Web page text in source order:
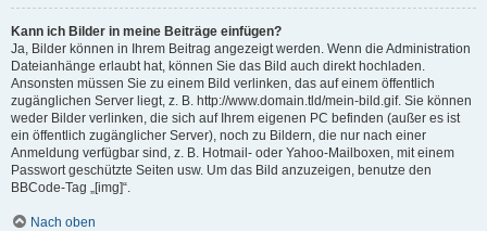
Kann ich Bilder in meine Beiträge einfügen?
Ja, Bilder können in Ihrem Beitrag angezeigt werden. Wenn die Administration
Dateianhänge erlaubt hat, können Sie das Bild auch direkt hochladen.
Ansonsten müssen Sie zu einem Bild verlinken, das auf einem öffentlich
zugänglichen Server liegt, z. B. http://www.domain.tld/mein-bild.gif. Sie können
weder Bilder verlinken, die sich auf Ihrem eigenen PC befinden (außer es ist
ein öffentlich zugänglicher Server), noch zu Bildern, die nur nach einer
Anmeldung verfügbar sind, z. B. Hotmail- oder Yahoo-Mailboxen, mit einem
Passwort geschützte Seiten usw. Um das Bild anzuzeigen, benutze den
BBCode-Tag „[img]“.
Nach oben